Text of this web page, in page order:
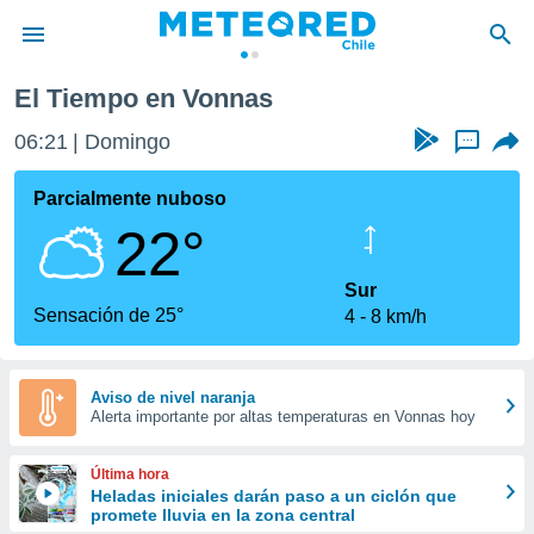
de
por
se
calidad.
a este
las
y
forma
digital
basada
El Tiempo en Vonnas
06:21 Domingo ...
Parcialmente nuboso
22°
Sensación de 25°
Sur
4
8 km/h
Aviso de nivel naranja
Alerta importante por altas temperaturas en Vonnas hoy
Última hora
Heladas iniciales darán paso a un ciclón que
promete lluvia en la zona central